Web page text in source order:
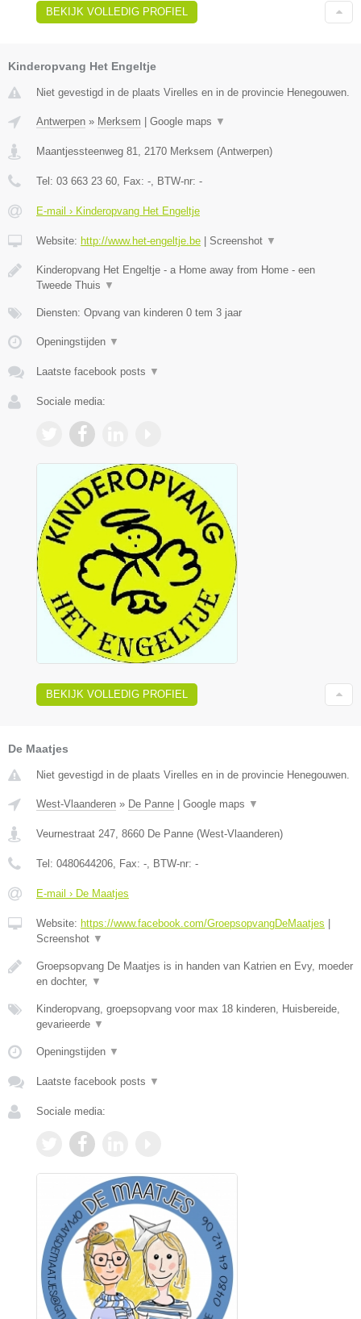
BEKIJK VOLLEDIG PROFIEL
Kinderopvang Het Engeltje
Niet gevestigd in de plaats Virelles en in de provincie Henegouwen.
Antwerpen » Merksem | Google maps ▼
Maantjessteenweg 81 2170 Merksem (Antwerpen)
Tel: 03 663 23 60 , Fax: - , BTW-nr: -
E-mail › Kinderopvang Het Engeltje
Website: http://www.het-engeltje.be | Screenshot ▼
Kinderopvang Het Engeltje - a Home away from Home - een
Tweede Thuis ▼
Diensten: Opvang van kinderen 0 tem 3 jaar
Openingstijden ▼
Laatste facebook posts ▼
Sociale media:
BEKIJK VOLLEDIG PROFIEL
De Maatjes
Niet gevestigd in de plaats Virelles en in de provincie Henegouwen.
West-Vlaanderen » De Panne | Google maps ▼
Veurnestraat 247 8660 De Panne (West-Vlaanderen)
Tel: 0480644206 , Fax: - , BTW-nr: -
E-mail › De Maatjes
Website: https://www.facebook.com/GroepsopvangDeMaatjes |
Screenshot ▼
Groepsopvang De Maatjes is in handen van Katrien en Evy, moeder
en dochter,
▼
Kinderopvang, groepsopvang voor max 18 kinderen, Huisbereide,
gevarieerde ▼
Openingstijden ▼
Laatste facebook posts ▼
Sociale media: